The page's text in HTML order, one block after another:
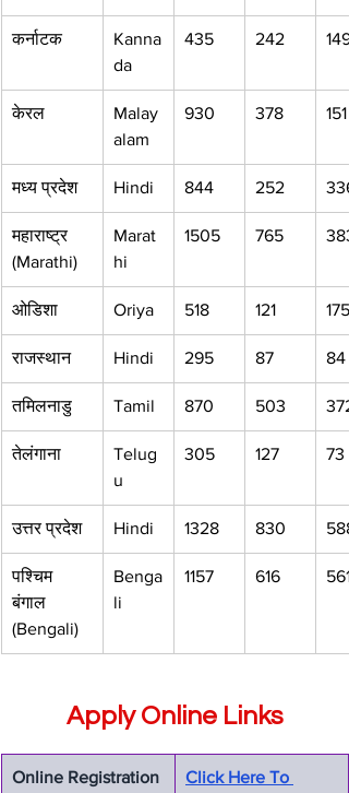
कर्नाटक
Kanna
da
435 242 149
केरल
Malay
alam
930 378 151
मध्य प्रदेश Hindi 844 252 336
महाराष्ट्र
(Marathi)
Marat
hi
1505 765 383
ओडिशा Oriya 518 121 175
राजस्थान Hindi 295 87 84
तमिलनाडु Tamil 870 503 372
तेलंगाना
Telug
u
305 127 73
उत्तर प्रदेश Hindi 1328 830 588
पश्चिम
बंगाल
(Bengali)
Benga
li
1157 616 561
Apply Online Links
Online Registration
Click Here To